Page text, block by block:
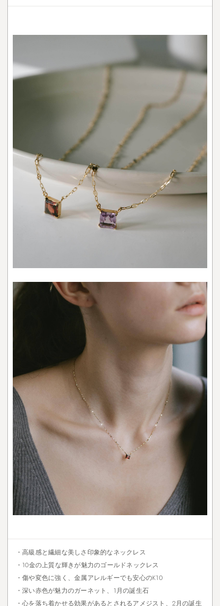
・高級感と繊細な美しさ印象的なネックレス
・10金の上質な輝きが魅力のゴールドネックレス
・傷や変色に強く、金属アレルギーでも安心のK10
・深い赤色が魅力のガーネット、1月の誕生石
・心を落ち着かせる効果があるとされるアメジスト、2月の誕生